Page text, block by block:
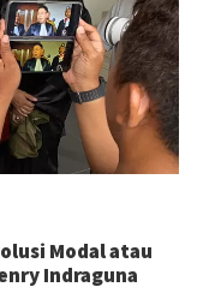
Modal atau
Indraguna